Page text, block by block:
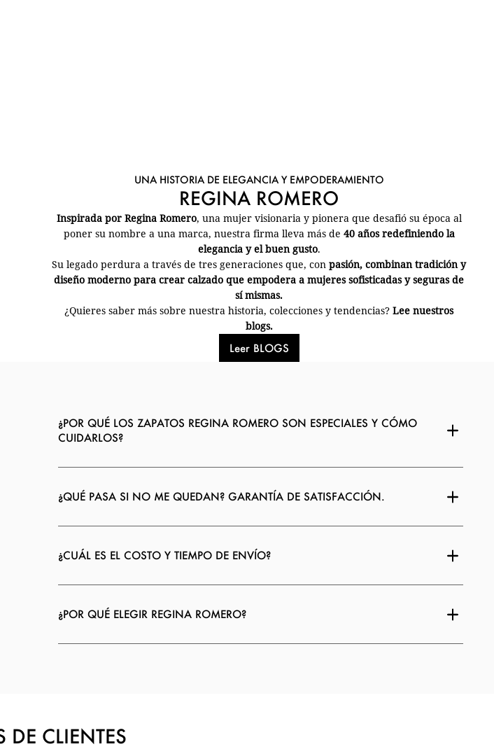
UNA HISTORIA DE ELEGANCIA Y EMPODERAMIENTO
REGINA ROMERO
Inspirada por Regina Romero, una mujer visionaria y pionera que desafió su época al
poner su nombre a una marca, nuestra firma lleva más de 40 años redefiniendo la
elegancia y el buen gusto.
Su legado perdura a través de tres generaciones que, con pasión, combinan tradición y
diseño moderno para crear calzado que empodera a mujeres sofisticadas y seguras de
sí mismas.
¿Quieres saber más sobre nuestra historia, colecciones y tendencias? Lee nuestros
blogs.
Leer BLOGS
¿POR QUÉ LOS ZAPATOS REGINA ROMERO SON ESPECIALES Y CÓMO
CUIDARLOS?
¿QUÉ PASA SI NO ME QUEDAN? GARANTÍA DE SATISFACCIÓN.
¿CUÁL ES EL COSTO Y TIEMPO DE ENVÍO?
¿POR QUÉ ELEGIR REGINA ROMERO?
DE CLIENTES